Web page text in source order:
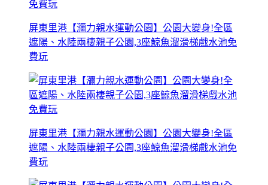
屏東里港【瀰力親水運動公園】公園大變身!全區
遮陽、水陸兩棲親子公園,3座鯨魚溜滑梯戲水池免
費玩
屏東里港【瀰力親水運動公園】公園大變身!全區
遮陽、水陸兩棲親子公園,3座鯨魚溜滑梯戲水池免
費玩